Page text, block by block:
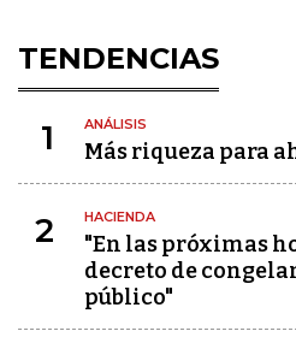
TENDENCIAS
1 ANÁLISIS
Más riqueza para
2 HACIENDA
"En las próximas
decreto de
público"